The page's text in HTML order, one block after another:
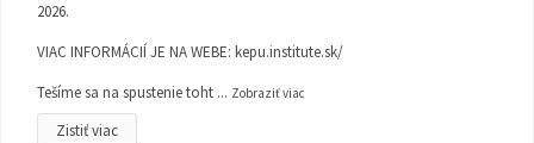
2026.
VIAC INFORMÁCIÍ JE NA WEBE: kepu.institute.sk/
Tešíme sa na spustenie toht ... Zobraziť viac
Zistiť viac